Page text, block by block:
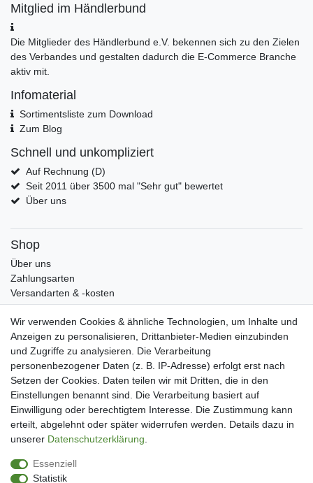
Mitglied im Händlerbund
Die Mitglieder des Händlerbund e.V. bekennen sich zu den Zielen
des Verbandes und gestalten dadurch die E-Commerce Branche
aktiv mit.
Infomaterial
Sortimentsliste zum Download
Zum Blog
Schnell und unkompliziert
Auf Rechnung (D)
Seit 2011 über 3500 mal "Sehr gut" bewertet
Über uns
Shop
Über uns
Zahlungsarten
Versandarten & -kosten
Widerrufsrecht
Warenkorb
Zur Kasse
Mein Konto
Kundenkonto eröffnen
Im Kundenkonto anmelden
Wunschliste
Service
Datenschutzerklärung
Wir verwenden Cookies & ähnliche Technologien, um Inhalte und
Anzeigen zu personalisieren, Drittanbieter-Medien einzubinden
und Zugriffe zu analysieren. Die Verarbeitung
personenbezogener Daten (z. B. IP-Adresse) erfolgt erst nach
Setzen der Cookies. Daten teilen wir mit Dritten, die in den
Einstellungen benannt sind. Die Verarbeitung basiert auf
Einwilligung oder berechtigtem Interesse. Die Zustimmung kann
erteilt, abgelehnt oder später widerrufen werden. Details dazu in
unserer Daten­schutz­erklärung
Essenziell
Statistik